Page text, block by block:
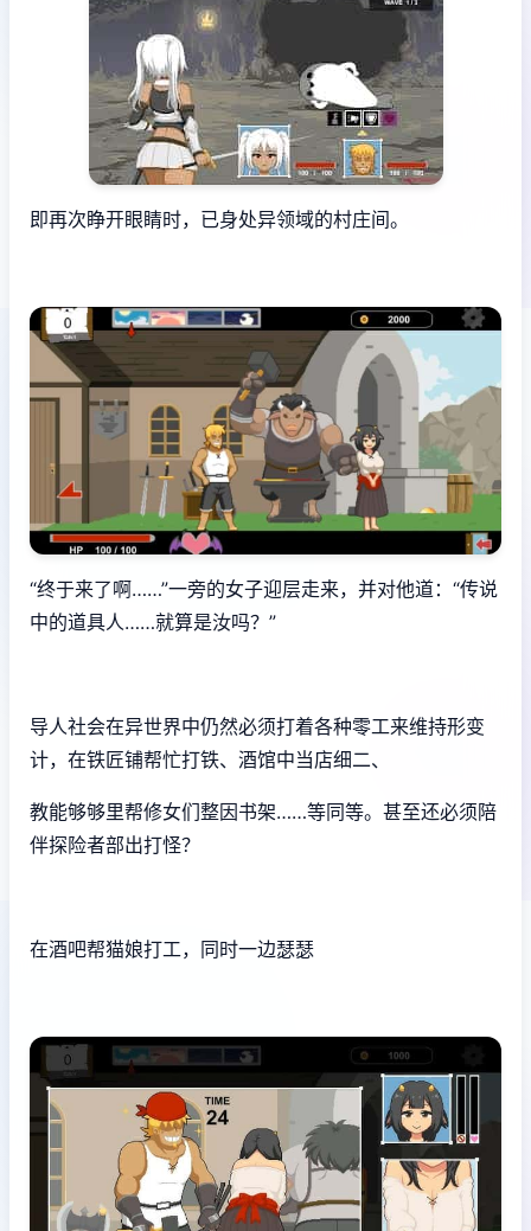
即再次睁开眼睛时，已身处异领域的村庄间。
“终于来了啊……”一旁的女子迎层走来，并对他道：“传说
中的道具人……就算是汝吗？”
导人社会在异世界中仍然必须打着各种零工来维持形变
计，在铁匠铺帮忙打铁、酒馆中当店细二、
教能够够里帮修女们整因书架……等同等。甚至还必须陪
伴探险者部出打怪？
在酒吧帮猫娘打工，同时一边瑟瑟